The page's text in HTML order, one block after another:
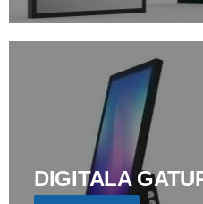
DIGITALA